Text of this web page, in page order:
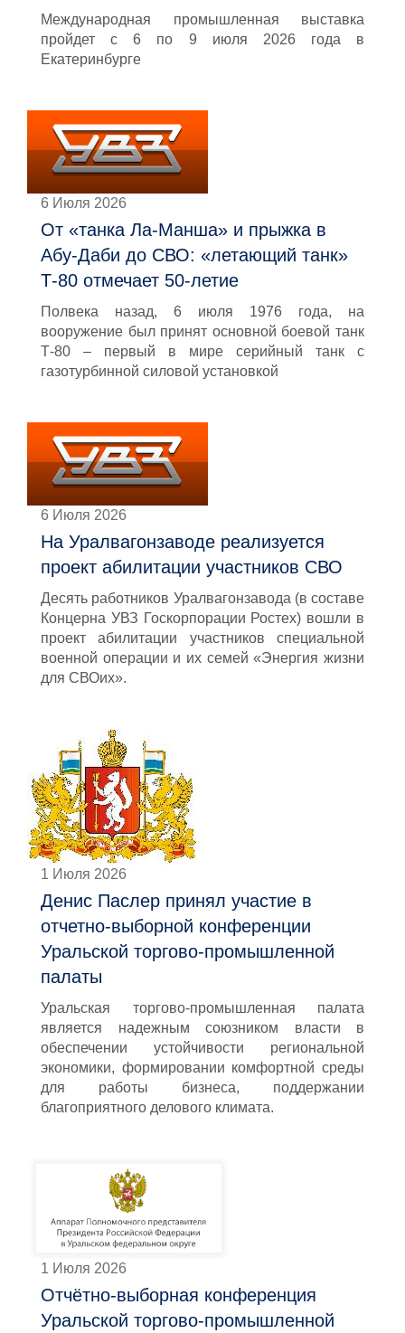
Международная промышленная выставка
пройдет с 6 по 9 июля 2026 года в
Екатеринбурге
6 Июля 2026
От «танка Ла-Манша» и прыжка в
Абу-Даби до СВО: «летающий танк»
Т-80 отмечает 50-летие
Полвека назад, 6 июля 1976 года, на
вооружение был принят основной боевой танк
Т-80 – первый в мире серийный танк с
газотурбинной силовой установкой
6 Июля 2026
На Уралвагонзаводе реализуется
проект абилитации участников СВО
Десять работников Уралвагонзавода (в составе
Концерна УВЗ Госкорпорации Ростех) вошли в
проект абилитации участников специальной
военной операции и их семей «Энергия жизни
для СВОих».
1 Июля 2026
Денис Паслер принял участие в
отчетно-выборной конференции
Уральской торгово-промышленной
палаты
Уральская торгово-промышленная палата
является надежным союзником власти в
обеспечении устойчивости региональной
экономики, формировании комфортной среды
для работы бизнеса, поддержании
благоприятного делового климата.
1 Июля 2026
Отчётно-выборная конференция
Уральской торгово-промышленной